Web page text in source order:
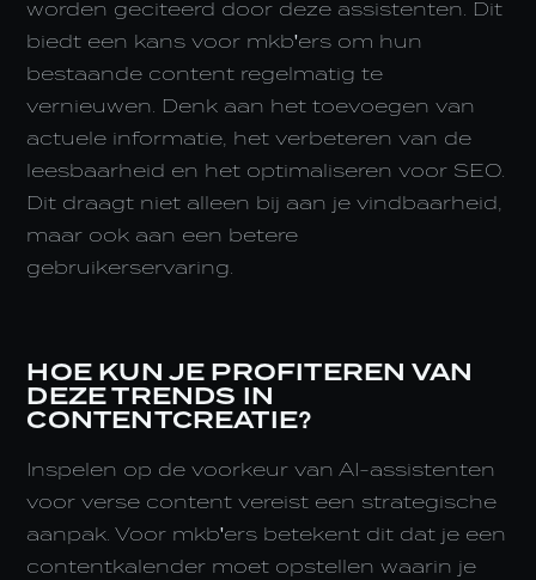
worden geciteerd door deze assistenten. Dit
biedt een kans voor mkb'ers om hun
bestaande content regelmatig te
vernieuwen. Denk aan het toevoegen van
actuele informatie, het verbeteren van de
leesbaarheid en het optimaliseren voor SEO.
Dit draagt niet alleen bij aan je vindbaarheid,
maar ook aan een betere
gebruikerservaring.
HOE KUN JE PROFITEREN VAN
DEZE TRENDS IN
CONTENTCREATIE?
Inspelen op de voorkeur van AI-assistenten
voor verse content vereist een strategische
aanpak. Voor mkb'ers betekent dit dat je een
contentkalender moet opstellen waarin je